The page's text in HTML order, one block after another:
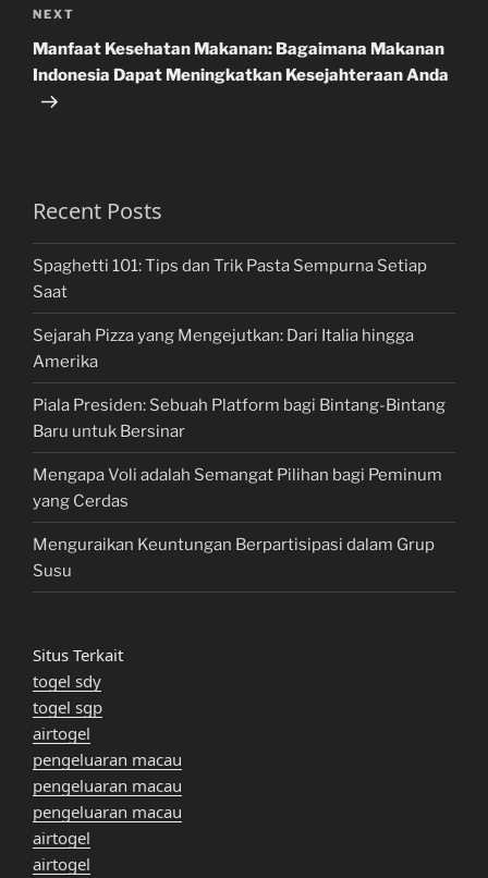
Next
Post
NEXT
Manfaat Kesehatan Makanan: Bagaimana Makanan
Indonesia Dapat Meningkatkan Kesejahteraan Anda
Recent Posts
Spaghetti 101: Tips dan Trik Pasta Sempurna Setiap
Saat
Sejarah Pizza yang Mengejutkan: Dari Italia hingga
Amerika
Piala Presiden: Sebuah Platform bagi Bintang-Bintang
Baru untuk Bersinar
Mengapa Voli adalah Semangat Pilihan bagi Peminum
yang Cerdas
Menguraikan Keuntungan Berpartisipasi dalam Grup
Susu
Situs Terkait
togel sdy
togel sgp
airtogel
pengeluaran macau
pengeluaran macau
pengeluaran macau
airtogel
airtogel